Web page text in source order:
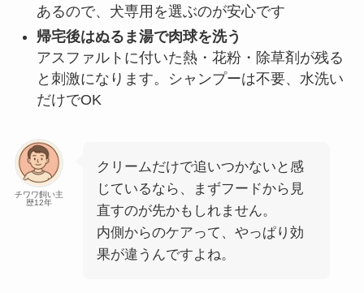
あるので、犬専用を選ぶのが安心です
帰宅後はぬるま湯で肉球を洗う
アスファルトに付いた熱・花粉・除草剤が残る
と刺激になります。シャンプーは不要、水洗い
だけでOK
チワワ飼い主
歴12年
クリームだけで追いつかないと感
じているなら、まずフードから見
直すのが先かもしれません。
内側からのケアって、やっぱり効
果が違うんですよね。